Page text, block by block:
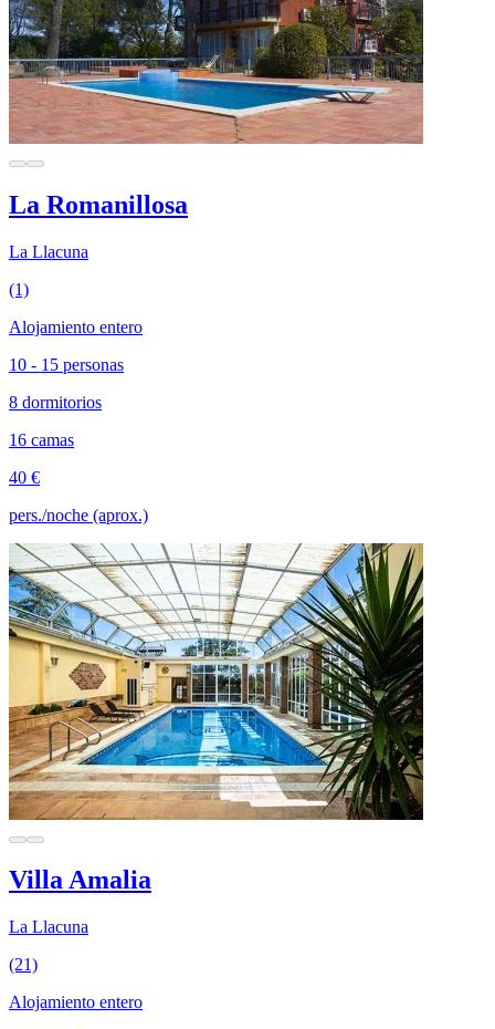
La Romanillosa
La Llacuna
(1)
Alojamiento entero
10 - 15 personas
8 dormitorios
16 camas
40 €
pers./noche (aprox.)
Villa Amalia
La Llacuna
(21)
Alojamiento entero